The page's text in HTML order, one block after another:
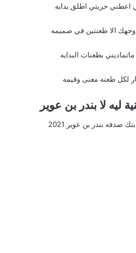
اعطني حريتي اطلق يدايه
الا طعنتين في صميمه
بطعنات البدايه
لكل طعنه معنى وقيمه
ليه لا بندر بن عوير
صدفه بندر بن عوير 2021